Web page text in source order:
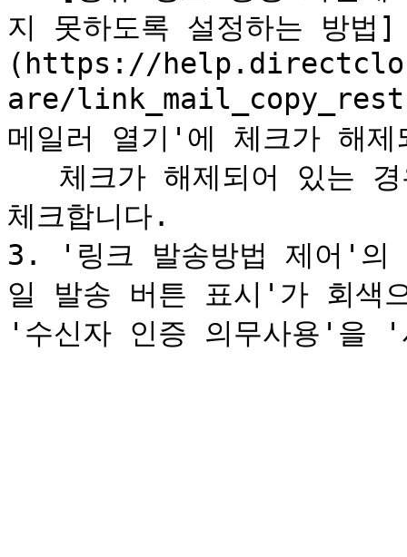
지 못하도록 설정하는 방법]
(https://
are/
메일러 열기'에 체크가 해
체크합니다.
3. '링크 발송방법 제어'의
일 발송 버튼 표시'가 회색